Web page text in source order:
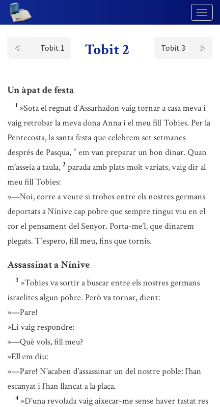
Tobit 1 Tobit 2 Tobit 3
Un àpat de festa
1 »Sota el regnat d’Assarhadon vaig tornar a casa meva i
vaig retrobar la meva dona Anna i el meu fill Tobies. Per la
Pentecosta, la santa festa que celebrem set setmanes
després de Pasqua, * em van preparar un bon dinar. Quan
m’asseia a taula, 2 parada amb plats molt variats, vaig dir al
meu fill Tobies:
»—Noi, corre a veure si trobes entre els nostres germans
deportats a Nínive cap pobre que sempre tingui viu en el
cor el pensament del Senyor. Porta-me’l, que dinarem
plegats. T’espero, fill meu, fins que tornis.
Assassinat a Nínive
3 »Tobies va sortir a buscar entre els nostres germans
israelites algun pobre. Però va tornar, dient:
»—Pare!
»Li vaig respondre:
»—Què vols, fill meu?
»Ell em diu:
»—Pare! N’acaben d’assassinar un del nostre poble: l’han
escanyat i l’han llançat a la plaça.
4 »D’una revolada vaig aixecar-me sense haver tastat res